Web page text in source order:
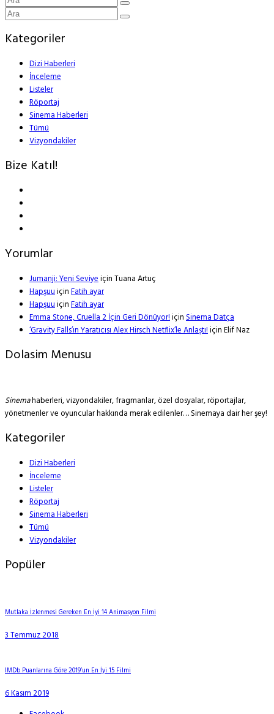
Kategoriler
Dizi Haberleri
İnceleme
Listeler
Röportaj
Sinema Haberleri
Tümü
Vizyondakiler
Bize Katıl!
Yorumlar
Jumanji: Yeni SeviyeiçinTuana Artuç
HapşuuiçinFatih ayar
HapşuuiçinFatih ayar
Emma Stone, Cruella 2 İçin Geri Dönüyor!içinSinema Datça
‘Gravity Falls’ın Yaratıcısı Alex Hirsch Netflix’le Anlaştı!içinElif Naz
Dolasim Menusu
Sinemahaberleri, vizyondakiler, fragmanlar, özel dosyalar, röportajlar,
yönetmenler ve oyuncular hakkında merak edilenler… Sinemaya dair her şey!
Kategoriler
Dizi Haberleri
İnceleme
Listeler
Röportaj
Sinema Haberleri
Tümü
Vizyondakiler
Popüler
Mutlaka İzlenmesi Gereken En İyi 14 Animasyon Filmi
3 Temmuz 2018
IMDb Puanlarına Göre 2019’un En İyi 15 Filmi
6 Kasım 2019